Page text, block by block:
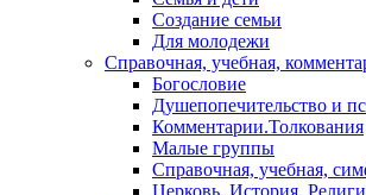
Создание семьи
Для молодежи
Справочная, учебная,
Богословие
Душепопечительство и
Комментарии.Толкования
Малые группы
Справочная, учебная,